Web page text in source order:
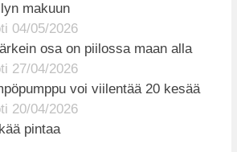
makuun
04/05/2026
osa on piilossa maan alla
27/04/2026
voi viilentää 20 kesää
20/04/2026
pintaa